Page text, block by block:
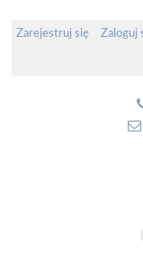
Zarejestruj się Zaloguj